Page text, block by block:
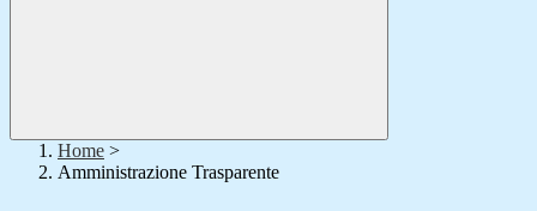
Home >
Amministrazione Trasparente